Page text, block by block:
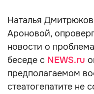
Наталья
Ароновой,
новости о
беседе с NEWS.ru
предполагаемом
стеатогепатите не